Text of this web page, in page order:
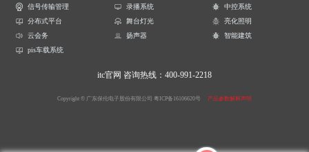
信号传输管理
录播系统
中控系统
分布式平台
舞台灯光
亮化照明
云会务
扬声器
智能建筑
pis车载系统
itc官网 咨询热线：400-991-2218
Copyright © 广东保伦电子股份有限公司 粤ICP备16106620号 产品参数解释声明